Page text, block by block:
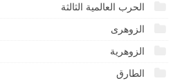
الحرب العالمية الثالثة
الزوهرى
الزوهرية
الطارق